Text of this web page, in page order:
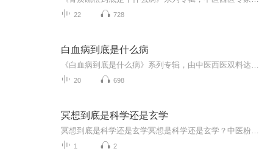
22 728
白血病到底是什么病
20 698
冥想到底是科学还是玄学
1 2